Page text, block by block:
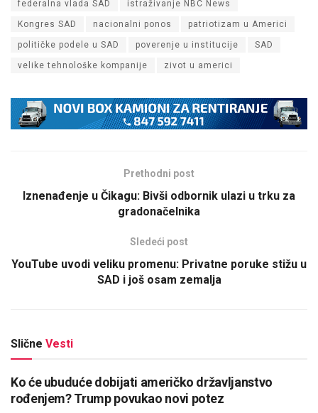
federalna vlada SAD istraživanje NBC News
Kongres SAD nacionalni ponos patriotizam u Americi
političke podele u SAD poverenje u institucije SAD
velike tehnološke kompanije zivot u americi
Prethodni post
Iznenađenje u Čikagu: Bivši odbornik ulazi u trku za
gradonačelnika
Sledeći post
YouTube uvodi veliku promenu: Privatne poruke stižu u
SAD i još osam zemalja
Slične Vesti
Ko će ubuduće dobijati američko državljanstvo
rođenjem? Trump povukao novi potez